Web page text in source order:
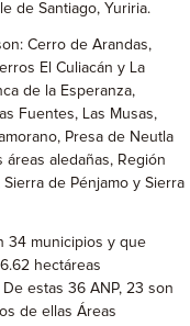
de Santiago, Yuriria.
Cerro de Arandas,
El Culiacán y La
de la Esperanza,
Fuentes, Las Musas,
Presa de Neutla
aledañas, Región
de Pénjamo y Sierra
34 municipios y que
hectáreas
estas 36 ANP, 23 son
de ellas Áreas